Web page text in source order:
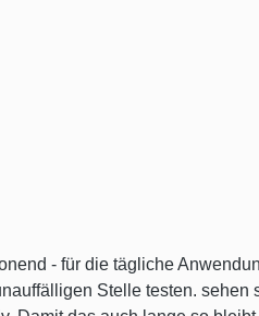
- für die tägliche
Stelle testen.